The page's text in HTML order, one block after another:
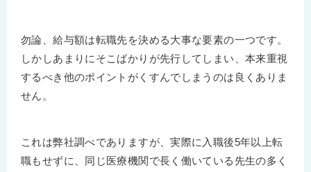
勿論、給与額は転職先を決める大事な要素の一つです。
しかしあまりにそこばかりが先行してしまい、本来重視
するべき他のポイントがくすんでしまうのは良くありま
せん。
これは弊社調べでありますが、実際に入職後5年以上転
職もせずに、同じ医療機関で長く働いている先生の多く